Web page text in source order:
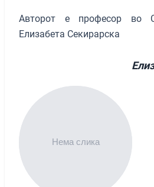
Авторот е професор во
Елизабета Секирарска